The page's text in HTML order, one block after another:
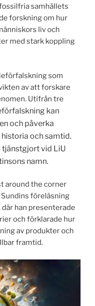
samhällets
forskning om hur
liv och
med stark koppling
som
av att forskare
Utifrån tre
kan
och påverka
och samtid.
vid LiU
namn.
around the corner
Sundins föreläsning
där han presenterade
och förklarade hur
av produkter och
framtid.